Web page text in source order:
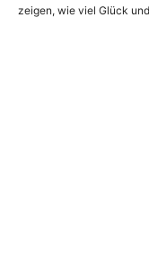
zeigen, wie viel Glück